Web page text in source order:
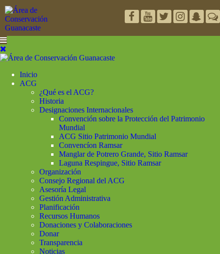
Inicio
ACG
¿Qué es el ACG?
Historia
Designaciones Internacionales
Convención sobre la Protección del Patrimonio
Mundial
ACG Sitio Patrimonio Mundial
Convencíon Ramsar
Manglar de Potrero Grande, Sitio Ramsar
Laguna Respingue, Sitio Ramsar
Organización
Consejo Regional del ACG
Asesoría Legal
Gestión Administrativa
Planificación
Recursos Humanos
Donaciones y Colaboraciones
Donar
Transparencia
Noticias